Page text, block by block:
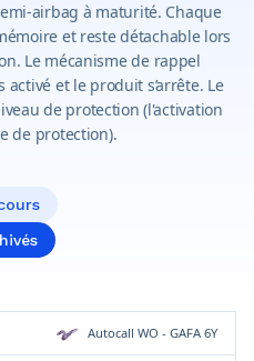
airbag à maturité. Chaque
et reste détachable lors
Le mécanisme de rappel
et le produit s’arrête. Le
de protection (l'activation
de protection).
Devise
Autocall WO - GAFA 6Y